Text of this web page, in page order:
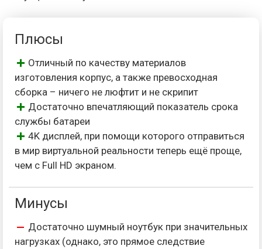
Плюсы
Отличный по качеству материалов
изготовления корпус, а также превосходная
сборка – ничего не люфтит и не скрипит
Достаточно впечатляющий показатель срока
службы батареи
4K дисплей, при помощи которого отправиться
в мир виртуальной реальности теперь ещё проще,
чем с Full HD экраном.
Минусы
Достаточно шумный ноутбук при значительных
нагрузках (однако, это прямое следствие